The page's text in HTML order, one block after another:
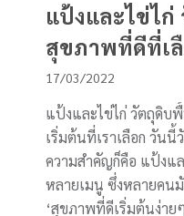
แป้งและไข่ไ
สุขภาพที่ดีที่เ
17/03/2022
แป้งและไข่ไก่ วัตถุดิบ
เริ่มต้นที่เราเลือก วัน
ความสำคัญก็คือ แป้งแ
หลายเมนู ซึ่งหลายคน
‘สุขภาพที่ดีเริ่มต้นง่าย